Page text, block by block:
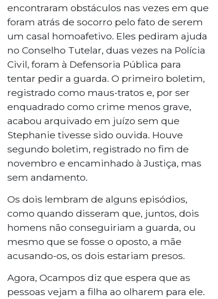
encontraram obstáculos nas vezes em que
foram atrás de socorro pelo fato de serem
um casal homoafetivo. Eles pediram ajuda
no Conselho Tutelar, duas vezes na Polícia
Civil, foram à Defensoria Pública para
tentar pedir a guarda. O primeiro boletim,
registrado como maus-tratos e, por ser
enquadrado como crime menos grave,
acabou arquivado em juízo sem que
Stephanie tivesse sido ouvida. Houve
segundo boletim, registrado no fim de
novembro e encaminhado à Justiça, mas
sem andamento.
Os dois lembram de alguns episódios,
como quando disseram que, juntos, dois
homens não conseguiriam a guarda, ou
mesmo que se fosse o oposto, a mãe
acusando-os, os dois estariam presos.
Agora, Ocampos diz que espera que as
pessoas vejam a filha ao olharem para ele.